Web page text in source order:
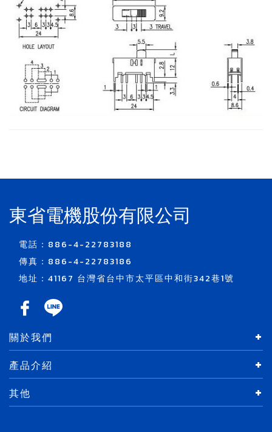
東省電機股份有限公司
電話：886-4-22783188
傳真：886-4-22783186
地址：41167 台灣省台中市太平區中和街342巷1號
關於我們
產品介紹
其他